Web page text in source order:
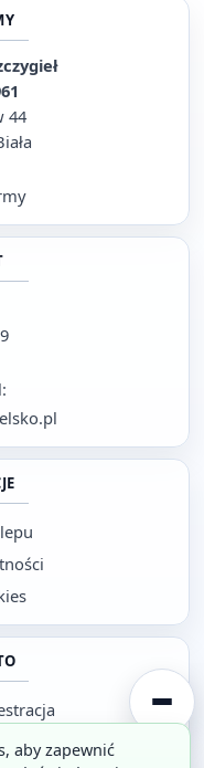
44
aby zapewnić